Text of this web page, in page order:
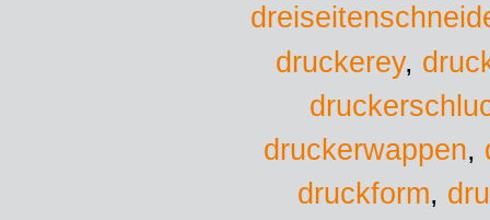
druckerey,
druckerwappen,
druckform,